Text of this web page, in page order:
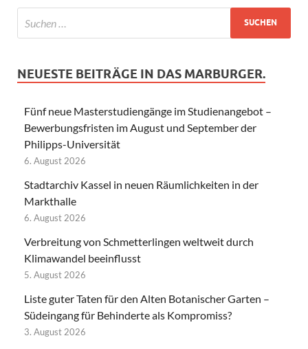
NEUESTE BEITRÄGE IN DAS MARBURGER.
Fünf neue Masterstudiengänge im Studienangebot –
Bewerbungsfristen im August und September der
Philipps-Universität
6. August 2026
Stadtarchiv Kassel in neuen Räumlichkeiten in der
Markthalle
6. August 2026
Verbreitung von Schmetterlingen weltweit durch
Klimawandel beeinflusst
5. August 2026
Liste guter Taten für den Alten Botanischer Garten –
Südeingang für Behinderte als Kompromiss?
3. August 2026